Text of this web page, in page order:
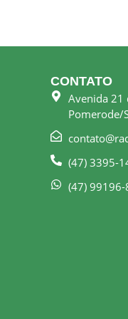
CONTATO
Avenida 21
Pomerode/
(47) 3395-
(47)